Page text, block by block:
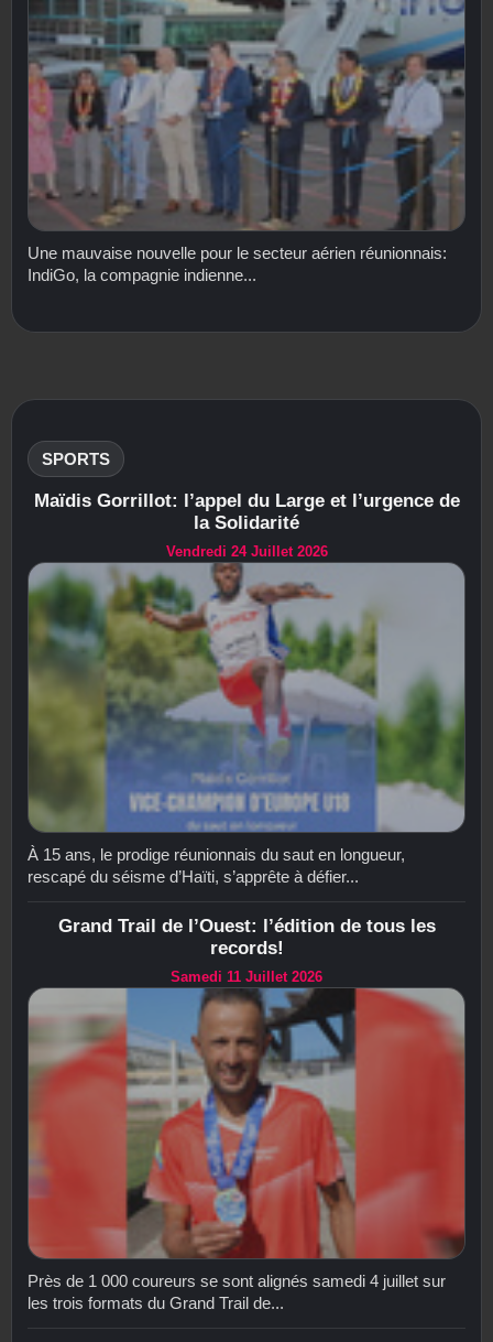
Une mauvaise nouvelle pour le secteur aérien réunionnais:
IndiGo, la compagnie indienne...
SPORTS
Maïdis Gorrillot: l’appel du Large et l’urgence de
la Solidarité
Vendredi 24 Juillet 2026
À 15 ans, le prodige réunionnais du saut en longueur,
rescapé du séisme d’Haïti, s’apprête à défier...
Grand Trail de l’Ouest: l’édition de tous les
records!
Samedi 11 Juillet 2026
Près de 1 000 coureurs se sont alignés samedi 4 juillet sur
les trois formats du Grand Trail de...